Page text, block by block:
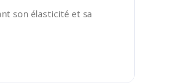
son élasticité et sa